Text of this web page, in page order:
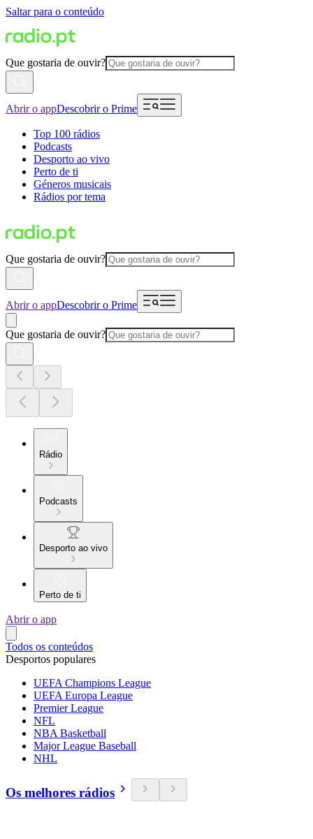
Saltar para o conteúdo
Que gostaria de ouvir?
Abrir o appDescobrir o Prime
Top 100 rádios
Podcasts
Desporto ao vivo
Perto de ti
Géneros musicais
Rádios por tema
Que gostaria de ouvir?
Abrir o appDescobrir o Prime
Que gostaria de ouvir?
Rádio
Podcasts
Desporto ao vivo
Perto de ti
Abrir o app
Todos os conteúdos
Desportos populares
UEFA Champions League
UEFA Europa League
Premier League
NFL
NBA Basketball
Major League Baseball
NHL
Os melhores rádios